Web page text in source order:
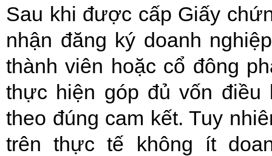
Sau khi được cấp Giấy
nhận đăng ký doanh
thành viên hoặc cổ đông
thực hiện góp đủ vốn điều
theo đúng cam kết. Tuy
trên thực tế không ít